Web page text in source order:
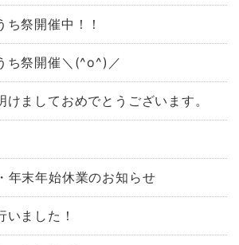
ち祭開催中！！
ち祭開催＼(^o^)／
けましておめでとうございます。
末年始休業のお知らせ
いました！